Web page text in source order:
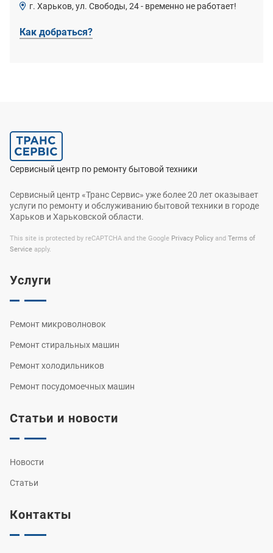
г. Харьков, ул. Свободы, 24 - временно не работает!
Как добраться?
Сервисный центр по ремонту бытовой техники
Сервисный центр «Транс Сервис» уже более 20 лет оказывает
услуги по ремонту и обслуживанию бытовой техники в городе
Харьков и Харьковской области.
This site is protected by reCAPTCHA and the Google Privacy Policy and Terms of
Service apply.
Услуги
Ремонт микроволновок
Ремонт стиральных машин
Ремонт холодильников
Ремонт посудомоечных машин
Статьи и новости
Новости
Статьи
Контакты